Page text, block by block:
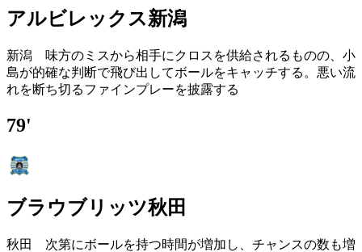
アルビレックス新潟
新潟 味方のミスから相手にクロスを供給されるものの、小
島が的確な判断で飛び出してボールをキャッチする。悪い流
れを断ち切るファインプレーを披露する
79'
ブラウブリッツ秋田
秋田 次第にボールを持つ時間が増加し、チャンスの数も増